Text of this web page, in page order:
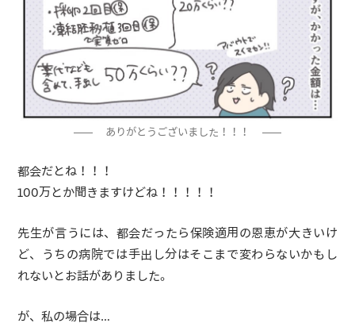
ありがとうございました！！！
都会だとね！！！
100万とか聞きますけどね！！！！！
先生が言うには、都会だったら保険適用の恩恵が大きいけ
ど、うちの病院では手出し分はそこまで変わらないかもし
れないとお話がありました。
が、私の場合は…